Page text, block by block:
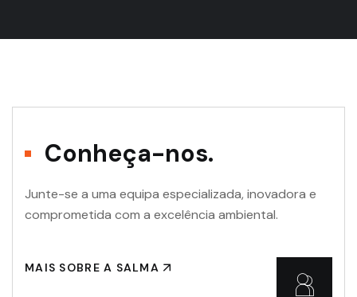
Conheça-nos.
Junte-se a uma equipa especializada, inovadora e
comprometida com a excelência ambiental.
MAIS SOBRE A SALMA